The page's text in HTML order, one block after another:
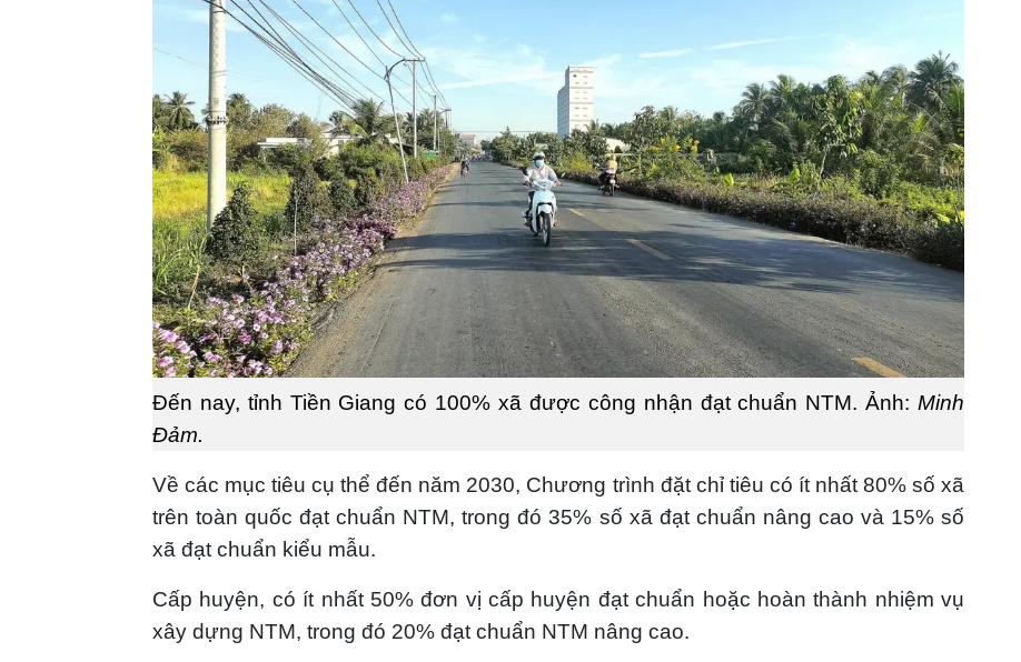
Đến nay, tỉnh Tiền Giang có 100% xã được công nhận đạt chuẩn NTM. Ảnh: Minh
Đảm.
Về các mục tiêu cụ thể đến năm 2030, Chương trình đặt chỉ tiêu có ít nhất 80% số xã
trên toàn quốc đạt chuẩn NTM, trong đó 35% số xã đạt chuẩn nâng cao và 15% số
xã đạt chuẩn kiểu mẫu.
Cấp huyện, có ít nhất 50% đơn vị cấp huyện đạt chuẩn hoặc hoàn thành nhiệm vụ
xây dựng NTM, trong đó 20% đạt chuẩn NTM nâng cao.